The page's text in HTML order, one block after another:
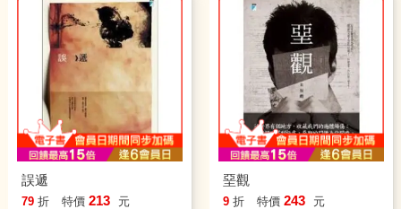
誤遞
79 折 特價 213 元
堊觀
9 折 特價 243 元